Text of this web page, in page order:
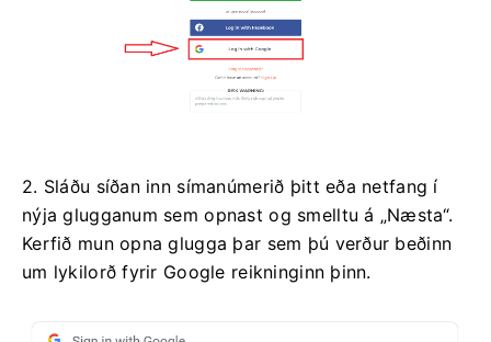
2. Sláðu síðan inn símanúmerið þitt eða netfang í
nýja glugganum sem opnast og smelltu á „Næsta“.
Kerfið mun opna glugga þar sem þú verður beðinn
um lykilorð fyrir Google reikninginn þinn.